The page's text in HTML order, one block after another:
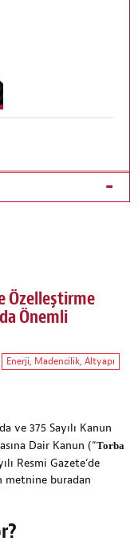
Özelleştirme
Önemli
Enerji, Madencilik, Altyapı
ve 375 Sayılı Kanun
Dair Kanun (“Torba
Resmi Gazete’de
metnine buradan